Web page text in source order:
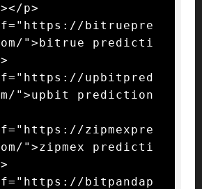
p>
bitruepre
">bitrue predicti
upbitpred
">upbit prediction
zipmexpre
">zipmex predicti
bitpandap